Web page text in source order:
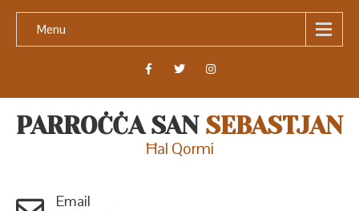
Menu
PARROĊĊA SAN SEBASTJAN
Ħal Qormi
Email